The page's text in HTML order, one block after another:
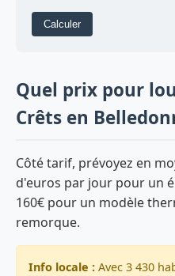
Calculer
Quel prix pour
Crêts en
Côté tarif, prévoyez en
d'euros par jour pour un
160€ pour un modèle
remorque.
Info locale : Avec 3 430